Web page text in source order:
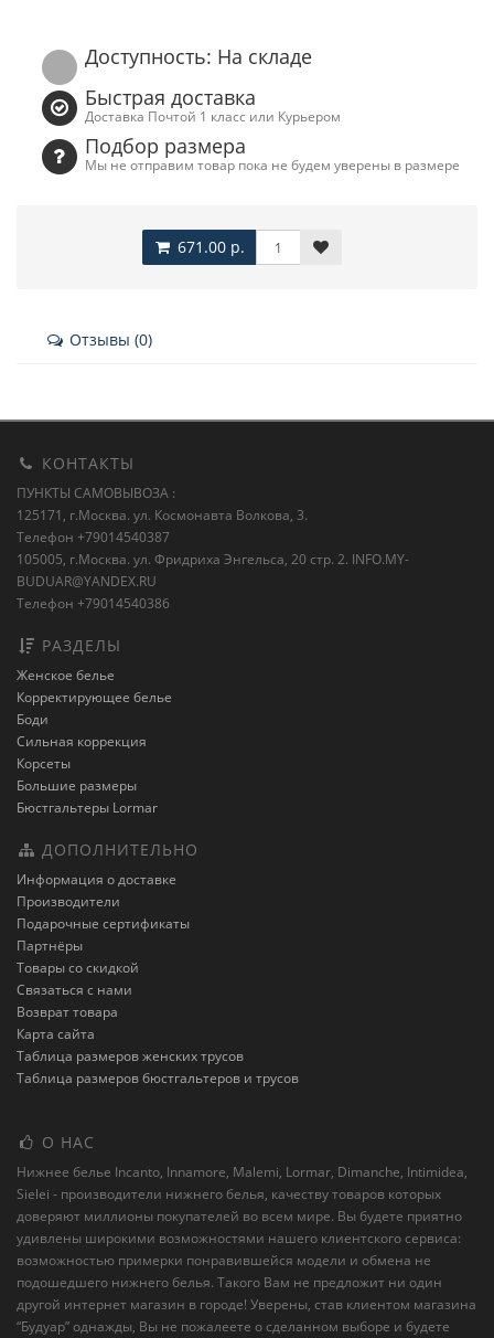
Доступность: На складе
Быстрая доставка
Доставка Почтой 1 класс или Курьером
Подбор размера
Мы не отправим товар пока не будем уверены в размере
671.00 р.
Отзывы (0)
КОНТАКТЫ
ПУНКТЫ САМОВЫВОЗА :
125171, г.Москва. ул. Космонавта Волкова, 3.
Телефон +79014540387
105005, г.Москва. ул. Фридриха Энгельса, 20 стр. 2. INFO.MY-
BUDUAR@YANDEX.RU
Телефон +79014540386
РАЗДЕЛЫ
Женское белье
Корректирующее белье
Боди
Сильная коррекция
Корсеты
Большие размеры
Бюстгальтеры Lormar
ДОПОЛНИТЕЛЬНО
Информация о доставке
Производители
Подарочные сертификаты
Партнёры
Товары со скидкой
Связаться с нами
Возврат товара
Карта сайта
Таблица размеров женских трусов
Таблица размеров бюстгальтеров и трусов
О НАС
Нижнее белье Incanto, Innamore, Malemi, Lormar, Dimanche, Intimidea,
Sielei - производители нижнего белья, качеству товаров которых
доверяют миллионы покупателей во всем мире. Вы будете приятно
удивлены широкими возможностями нашего клиентского сервиса:
возможностью примерки понравившейся модели и обмена не
подошедшего нижнего белья. Такого Вам не предложит ни один
другой интернет магазин в городе! Уверены, став клиентом магазина
“Будуар” однажды, Вы не пожалеете о сделанном выборе и будете